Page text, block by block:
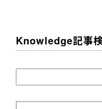
Knowledge記事